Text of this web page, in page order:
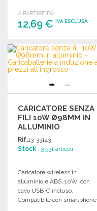
A PARTIRE DA
12,69 € IVA ESCLUSA
ORDINARE
Richiedi un preventivo
CARICATORE SENZA
FILI 10W Ø98MM IN
ALLUMINIO
Rif.13-33143
Stock : 3 531 articoli
Caricatore wireless in
alluminio e ABS, 10W, con
cavo USB-C incluso.
Compatibile con smartphone